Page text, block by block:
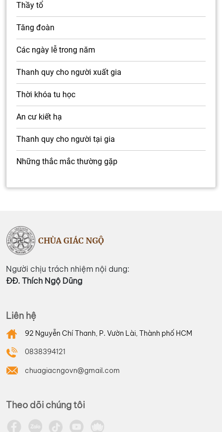
Thầy tổ
Tăng đoàn
Các ngày lễ trong năm
Thanh quy cho người xuất gia
Thời khóa tu học
An cư kiết hạ
Thanh quy cho người tại gia
Những thắc mắc thường gặp
CHÙA GIÁC NGỘ
Người chịu trách nhiệm nội dung:
ĐĐ. Thích Ngộ Dũng
Liên hệ
92 Nguyễn Chí Thanh, P. Vườn Lài, Thành phố HCM
0838394121
chuagiacngovn@gmail.com
Theo dõi chúng tôi